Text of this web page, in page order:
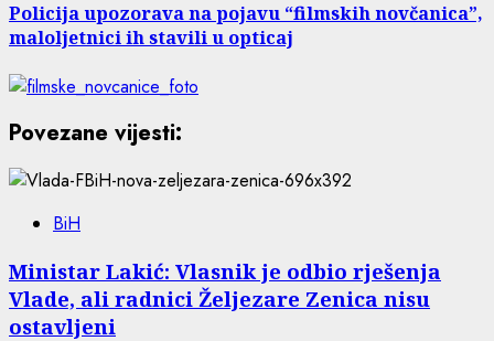
Policija upozorava na pojavu “filmskih novčanica”,
maloljetnici ih stavili u opticaj
Povezane vijesti:
BiH
Ministar Lakić: Vlasnik je odbio rješenja
Vlade, ali radnici Željezare Zenica nisu
ostavljeni